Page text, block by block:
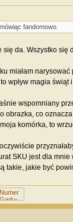
fandomowo.
da. Wszystko się
miałam
wpływ magia
wspomniany
obrazka, co
komórka, to
SKU jest dla
takie, jakie być